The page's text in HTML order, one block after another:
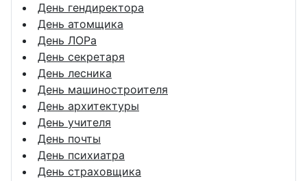
День гендиректора
День атомщика
День ЛОРа
День секретаря
День лесника
День машиностроителя
День архитектуры
День учителя
День почты
День психиатра
День страховщика